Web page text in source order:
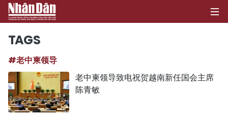
政治
TAGS
#老中柬领导
老中柬领导致电祝贺越南新任国会主席
陈青敏